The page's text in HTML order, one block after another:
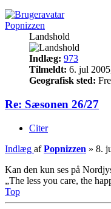
Popnizzen
Landshold
Indlæg: 973
Tilmeldt: 6. jul
Geografisk sted:
Re: Sæsonen 26/27
Citer
Indlæg afPopnizzen » 8.
Kan den kun ses på
„The less you care, the
Top